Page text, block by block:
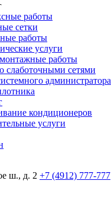
работы
сетки
работы
услуги
работы
слаботочными сетями
администратора
кондиционеров
услуги
ш., д. 2 +7 (4912) 777-777